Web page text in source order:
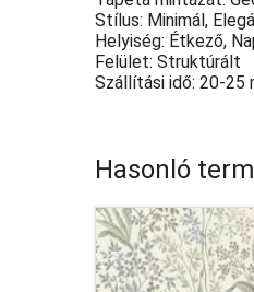
Stílus: Minimál,
Helyiség: Étkező,
Felület: Struktúrált
Szállítási idő: 20-25
Hasonló